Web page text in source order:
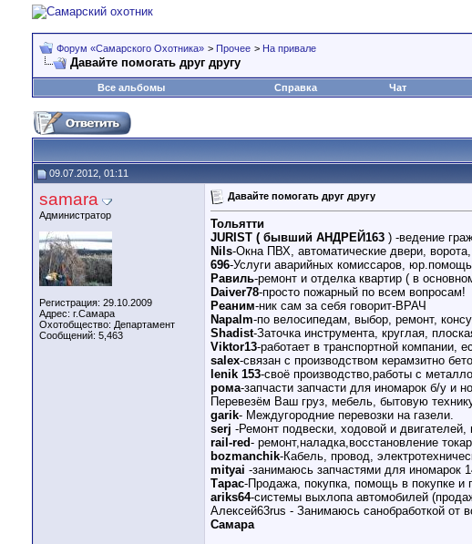
Форум «Самарского Охотника» > Прочее > На привале
Давайте помогать друг другу
Все альбомы
Справка Чат
09.07.2012, 01:11
samara
Администратор
Регистрация: 29.10.2009
Адрес: г.Самара
Охотобщество: Департамент
Сообщений: 5,463
Давайте помогать друг другу
Тольятти
JURIST ( бывший АНДРЕЙ163 ) -ведение
Nils-Окна ПВХ, автоматические двери,
696-Услуги аварийных комиссаров,
Равиль-ремонт и отделка квартир ( в
Daiver78-просто пожарный по всем вопросам!
Реаним-ник сам за себя говорит-ВРАЧ
Napalm-по велосипедам, выбор, ремонт,
Shadist-Заточка инструмента, круглая,
Viktor13-работает в транспортной компании,
salex-связан с производством керамзитно
lenik 153-своё производство,работы с
рома-запчасти запчасти для иномарок б/у и
Перевезём Ваш груз, мебель, бытовую
garik- Междугородние перевозки на газели.
serj -Ремонт подвески, ходовой и
rail-red- ремонт,наладка,восстановление
bozmanchik-Кабель, провод,
mityai -занимаюсь запчастями для иномарок
Тарас-Продажа, покупка, помощь в покупке и
ariks64-системы выхлопа автомобилей
Алексей63rus - Занимаюсь санобработкой от
Самара